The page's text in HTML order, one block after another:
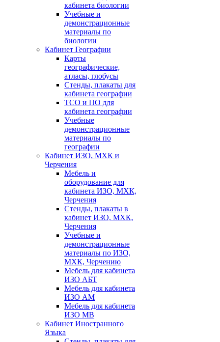
кабинета биологии
Учебные и
демонстрационные
материалы по
биологии
Кабинет Географии
Карты
географические,
атласы, глобусы
Стенды, плакаты для
кабинета географии
ТСО и ПО для
кабинета географии
Учебные
демонстрационные
материалы по
географии
Кабинет ИЗО, МХК и
Черчения
Мебель и
оборудование для
кабинета ИЗО, МХК,
Черчения
Стенды, плакаты в
кабинет ИЗО, МХК,
Черчения
Учебные и
демонстрационные
материалы по ИЗО,
МХК, Черчению
Мебель для кабинета
ИЗО АБТ
Мебель для кабинета
ИЗО АМ
Мебель для кабинета
ИЗО МВ
Кабинет Иностранного
Языка